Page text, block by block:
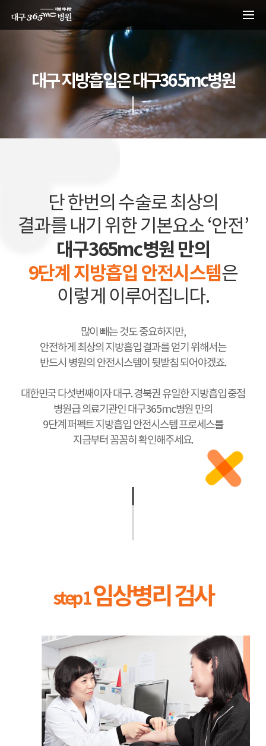
대구 지방흡입은 대구365mc병원
단 한번의 수술로 최상의
결과를 내기 위한 기본요소 ‘안전’
대구365mc병원 만의
9단계 지방흡입 안전시스템은
이렇게 이루어집니다.
많이 빼는 것도 중요하지만,
안전하게 최상의 지방흡입 결과를 얻기 위해서는
반드시 병원의 안전시스템이 뒷받침 되어야겠죠.
대한민국 다섯번째이자 대구. 경북권 유일한 지방흡입 중점
병원급 의료기관인 대구365mc병원 만의
9단계 퍼펙트 지방흡입 안전시스템 프로세스를
지금부터 꼼꼼히 확인해주세요.
step 1임상병리 검사